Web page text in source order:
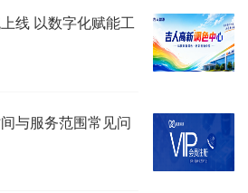
线 以数字化赋能工
与服务范围常见问